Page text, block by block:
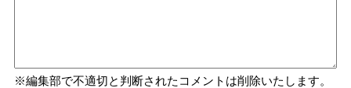
編集部で不適切と判断されたコメントは削除いたします。